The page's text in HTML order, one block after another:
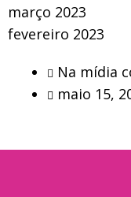
março 2023
fevereiro 2023
Na mídia
maio 15,